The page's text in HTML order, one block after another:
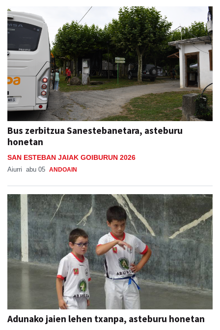
Bus zerbitzua Sanestebanetara, asteburu
honetan
SAN ESTEBAN JAIAK GOIBURUN 2026
Aiurri abu 05 ANDOAIN
Adunako jaien lehen txanpa, asteburu honetan